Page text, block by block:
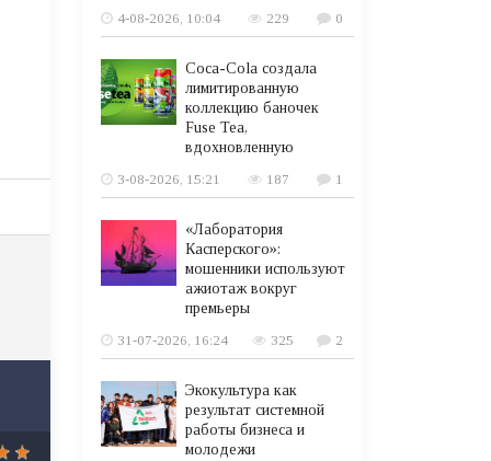
4-08-2026, 10:04
229 0
Coca-Cola создала
лимитированную
коллекцию баночек
Fuse Tea,
вдохновленную
3-08-2026, 15:21
187 1
«Лаборатория
Касперского»:
мошенники используют
ажиотаж вокруг
премьеры
31-07-2026, 16:24
325 2
Экокультура как
результат системной
работы бизнеса и
молодежи